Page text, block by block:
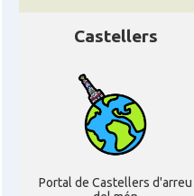
Castellers
Portal de Castellers d'arreu